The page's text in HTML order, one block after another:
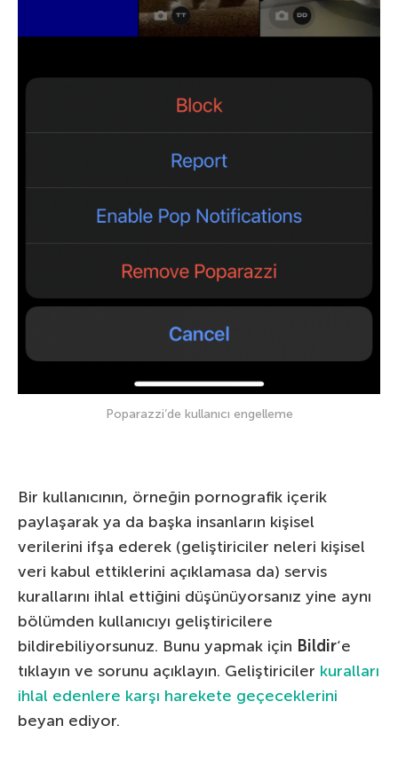
Poparazzi’de kullanıcı engelleme
Bir kullanıcının, örneğin pornografik içerik
paylaşarak ya da başka insanların kişisel
verilerini ifşa ederek (geliştiriciler neleri kişisel
veri kabul ettiklerini açıklamasa da) servis
kurallarını ihlal ettiğini düşünüyorsanız yine aynı
bölümden kullanıcıyı geliştiricilere
bildirebiliyorsunuz. Bunu yapmak için Bildir‘e
tıklayın ve sorunu açıklayın. Geliştiriciler kuralları
ihlal edenlere karşı harekete geçeceklerini
beyan ediyor.